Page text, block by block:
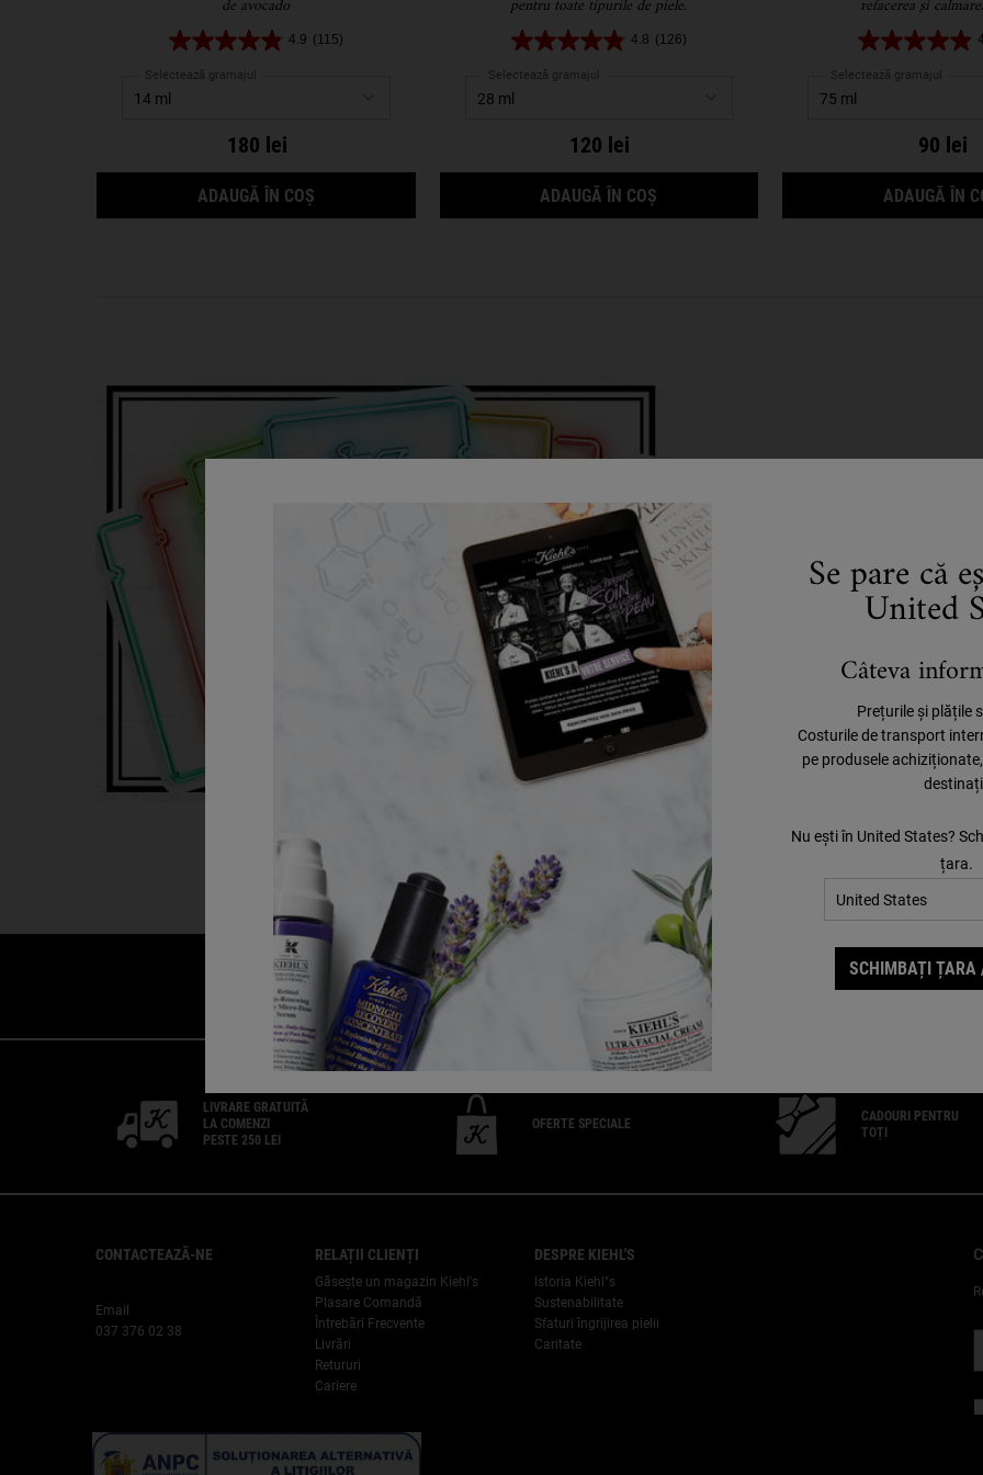
de avocado
4.9 (115)
Selectează gramajul
180 lei
ADAUGĂ ÎN COȘ CREAMY EYE TREATMENT WITH AVOCADO - CREMĂ INTENS HIDRATANTĂ PENTRU ZONA
pentru toate tipurile de piele.
4.8 (126)
Selectează gramajul
120 lei
ADAUGĂ ÎN COȘ ULTRA FACIAL CREAM - CREMĂ
refacerea și
Selectează gramajul
90 lei
ADAUGĂ ÎN
5
Îți oferim 5
LIVRARE GRATUITĂ
LA COMENZI
PESTE 250 LEI
OFERTE SPECIALE
CADOURI PENTRU
TOȚI
CONTACTEAZĂ-NE
Email
037 376 02 38
RELAȚII CLIENȚI
Găsește un magazin Kiehl's
Plasare Comandă
Întrebări Frecvente
Livrări
Retururi
Cariere
DESPRE KIEHL'S
Istoria Kiehl"s
Sustenabilitate
Sfaturi îngrijirea pielii
Caritate
Se pare că
United
Câteva
Prețurile și plățile
Costurile de transport
pe produsele
Nu ești în United States?
țara.
SCHIMBAȚI ȚARA